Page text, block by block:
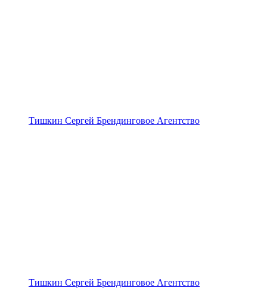
Тишкин Сергей Брендинговое Агентство
Тишкин Сергей Брендинговое Агентство